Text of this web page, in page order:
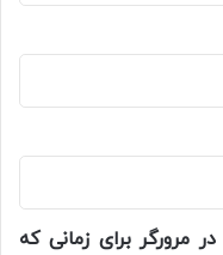
مرورگر برای زمانی که